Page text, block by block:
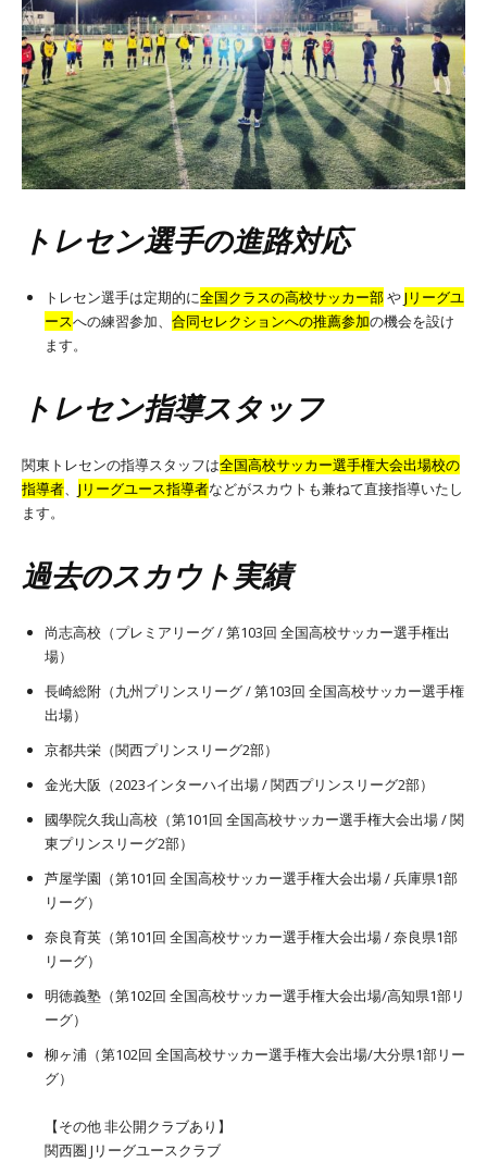
トレセン選手の進路対応
トレセン選手は定期的に全国クラスの高校サッカー部やJリーグユ
ースへの練習参加、 合同セレクションへの推薦参加の機会を設け
ます。
トレセン指導スタッフ
関東トレセンの指導スタッフは全国高校サッカー選手権大会出場校の
指導者、 Jリーグユース指導者などがスカウトも兼ねて直接指導いたし
ます。
過去のスカウト実績
尚志高校（プレミアリーグ / 第103回 全国高校サッカー選手権出
場）
長崎総附（九州プリンスリーグ / 第103回 全国高校サッカー選手権
出場）
京都共栄（関西プリンスリーグ2部）
金光大阪（2023インターハイ出場 / 関西プリンスリーグ2部）
國學院久我山高校（第101回 全国高校サッカー選手権大会出場 / 関
東プリンスリーグ2部）
芦屋学園（第101回 全国高校サッカー選手権大会出場 / 兵庫県1部
リーグ）
奈良育英（第101回 全国高校サッカー選手権大会出場 / 奈良県1部
リーグ）
明徳義塾（第102回 全国高校サッカー選手権大会出場/高知県1部リ
ーグ）
柳ヶ浦（第102回 全国高校サッカー選手権大会出場/大分県1部リー
グ）
【その他 非公開クラブあり】
関西圏 Jリーグユースクラブ